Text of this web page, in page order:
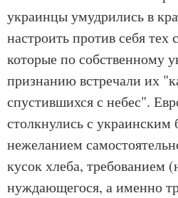
украинцы умудрились в
настроить против себя тех
которые по собственному
признанию встречали их
спустившихся с небес".
столкнулись с
нежеланием
кусок хлеба, требованием
нуждающегося, а именно